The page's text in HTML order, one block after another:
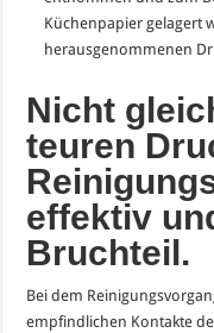
Küchenpapier gelagert
herausgenommenen
Nicht
teuren
effektiv
Bruchteil.
Bei dem
empfindlichen Kontakte